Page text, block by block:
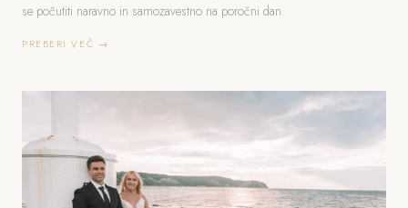
se počutiti naravno in samozavestno na poročni dan.
PREBERI VEČ →